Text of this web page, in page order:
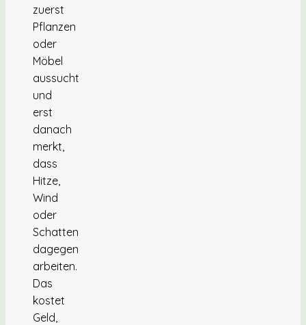
zuerst
Pflanzen
oder
Möbel
aussucht
und
erst
danach
merkt,
dass
Hitze,
Wind
oder
Schatten
dagegen
arbeiten.
Das
kostet
Geld,